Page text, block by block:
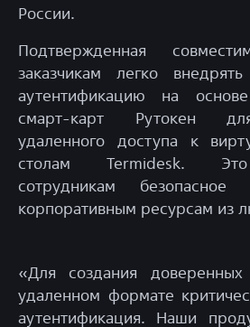
России.
Подтвержденная
заказчикам легко
аутентификацию на
смарт-карт Рутокен
удаленного доступа к
столам Termidesk. Это
сотрудникам
корпоративным ресурсам из
«Для создания
удаленном формате
аутентификация. Наши